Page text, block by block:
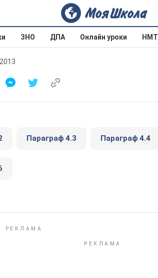
ЗНО ДПА Онлайн уроки НМТ
Параграф 4.3 Параграф 4.4